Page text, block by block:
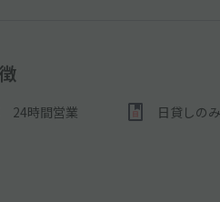
24時間営業 日貸しのみ